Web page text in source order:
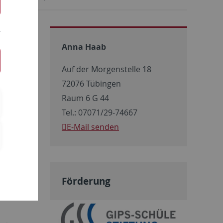
sind
Anna Haab
Auf der Morgenstelle 18
72076 Tübingen
Raum 6 G 44
Tel.: 07071/29-74667
E-Mail senden
Förderung